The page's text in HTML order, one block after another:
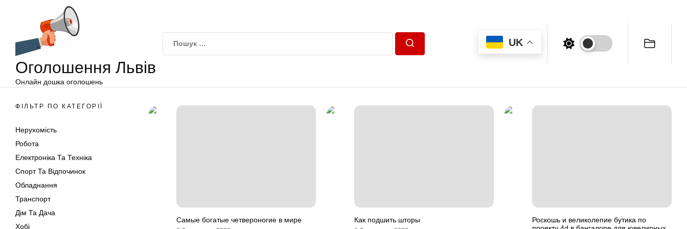
Оголошення Львів
Онлайн дошка оголошень
UK
ФІЛЬТР ПО КАТЕГОРІЇ
Нерухомість
Робота
Електроніка Та Техніка
Спорт Та Відпочинок
Обладнання
Транспорт
Дім Та Дача
Хобі
Самые богатые четвероногие в мире Как подшить шторы
Роскошь и великолепие бутика по